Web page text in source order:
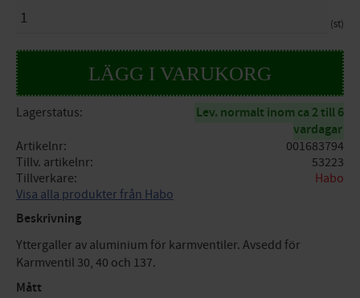
st
Lagerstatus
Lev. normalt inom ca 2 till 6
vardagar
Artikelnr
001683794
Tillv. artikelnr
53223
Tillverkare
Habo
Visa alla produkter från Habo
Beskrivning
Yttergaller av aluminium för karmventiler. Avsedd för
Karmventil 30, 40 och 137.
Mått